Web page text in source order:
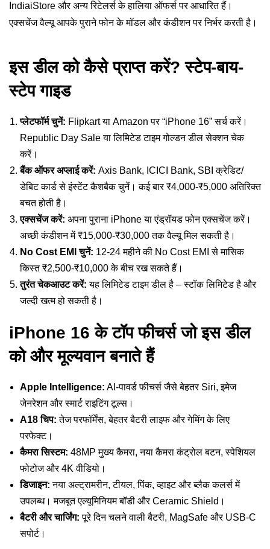
IndiaiStore और अन्य रिटेलर्स के हालिया ऑफर्स पर आधारित हैं।
एक्सचेंज वैल्यू आपके पुराने फोन के मॉडल और कंडीशन पर निर्भर करती है।
इस डील को कैसे प्राप्त करें? स्टेप-बाय-
स्टेप गाइड
प्लेटफॉर्म चुनें: Flipkart या Amazon पर “iPhone 16” सर्च करें।
Republic Day Sale या लिमिटेड टाइम गोल्डन डील सेक्शन चेक
करें।
बैंक ऑफर अप्लाई करें: Axis Bank, ICICI Bank, SBI क्रेडिट/
डेबिट कार्ड से इंस्टेंट कैशबैक चुनें। कई बार ₹4,000-₹5,000 अतिरिक्त
बचत होती है।
एक्सचेंज करें: अपना पुराना iPhone या एंड्रॉयड फोन एक्सचेंज करें।
अच्छी कंडीशन में ₹15,000-₹30,000 तक वैल्यू मिल सकती है।
No Cost EMI चुनें: 12-24 महीने की No Cost EMI से मासिक
किस्त ₹2,500-₹10,000 के बीच रख सकते हैं।
तुरंत चेकआउट करें: यह लिमिटेड टाइम डील है – स्टॉक लिमिटेड है और
जल्दी खत्म हो सकती है।
iPhone 16 के टॉप फीचर्स जो इस डील
को और मूल्यवान बनाते हैं
Apple Intelligence: AI-पावर्ड फीचर्स जैसे बेहतर Siri, इमेज
जेनरेशन और स्मार्ट राइटिंग टूल्स।
A18 चिप: तेज परफॉर्मेंस, बेहतर बैटरी लाइफ और गेमिंग के लिए
परफेक्ट।
कैमरा सिस्टम: 48MP मुख्य कैमरा, नया कैमरा कंट्रोल बटन, स्पेशियल
फोटोज और 4K वीडियो।
डिजाइन: नया अल्ट्रामरीन, टीयल, पिंक, व्हाइट और ब्लैक कलर्स में
उपलब्ध। मजबूत एल्यूमिनियम बॉडी और Ceramic Shield।
बैटरी और चार्जिंग: पूरे दिन चलने वाली बैटरी, MagSafe और USB-C
सपोर्ट।